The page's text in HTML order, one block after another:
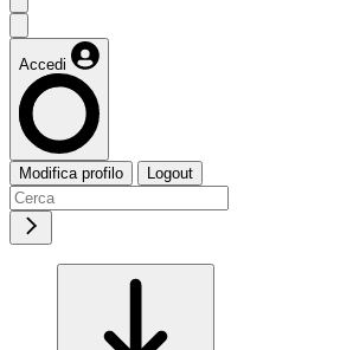
Accedi
Modifica profilo Logout